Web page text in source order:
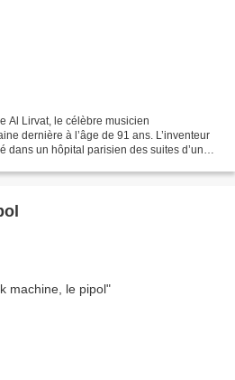
Al Lirvat, le célèbre musicien
dernière à l’âge de 91 ans. L’inventeur
dans un hôpital parisien des suites d’un